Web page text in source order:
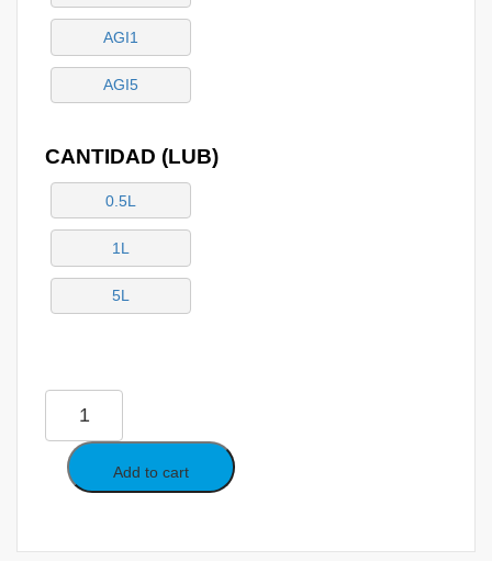
AGI1
AGI5
CANTIDAD (LUB)
0.5L
1L
5L
PARA
INSERCION
EXTRACCION
-
Add to cart